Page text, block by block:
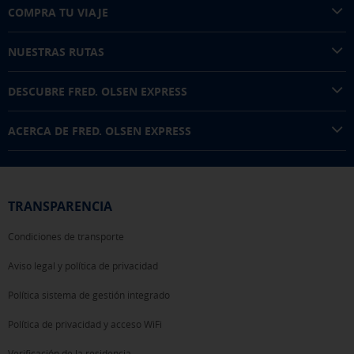
COMPRA TU VIAJE
NUESTRAS RUTAS
DESCUBRE FRED. OLSEN EXPRESS
ACERCA DE FRED. OLSEN EXPRESS
TRANSPARENCIA
Condiciones de transporte
Aviso legal y política de privacidad
Política sistema de gestión integrado
Política de privacidad y acceso WiFi